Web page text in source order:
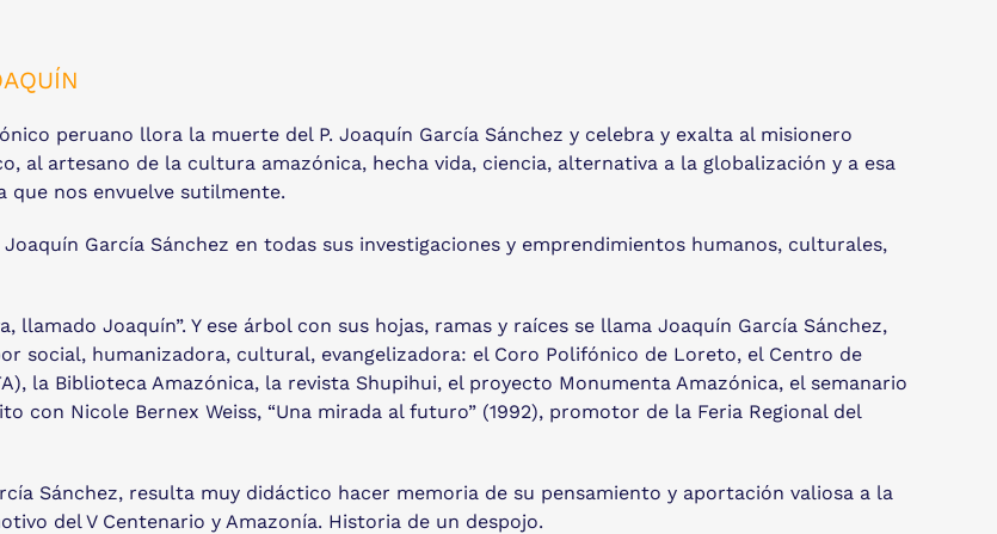
peruano llora la muerte del P. Joaquín García Sánchez y celebra y exalta al misionero
al artesano de la cultura amazónica, hecha vida, ciencia, alternativa a la globalización y a esa
que nos envuelve sutilmente.
García Sánchez en todas sus investigaciones y emprendimientos humanos, culturales,
Joaquín”. Y ese árbol con sus hojas, ramas y raíces se llama Joaquín García Sánchez,
social, humanizadora, cultural, evangelizadora: el Coro Polifónico de Loreto, el Centro de
la Biblioteca Amazónica, la revista Shupihui, el proyecto Monumenta Amazónica, el semanario
con Nicole Bernex Weiss, “Una mirada al futuro” (1992), promotor de la Feria Regional del
Sánchez, resulta muy didáctico hacer memoria de su pensamiento y aportación valiosa a la
del V Centenario y Amazonía. Historia de un despojo.